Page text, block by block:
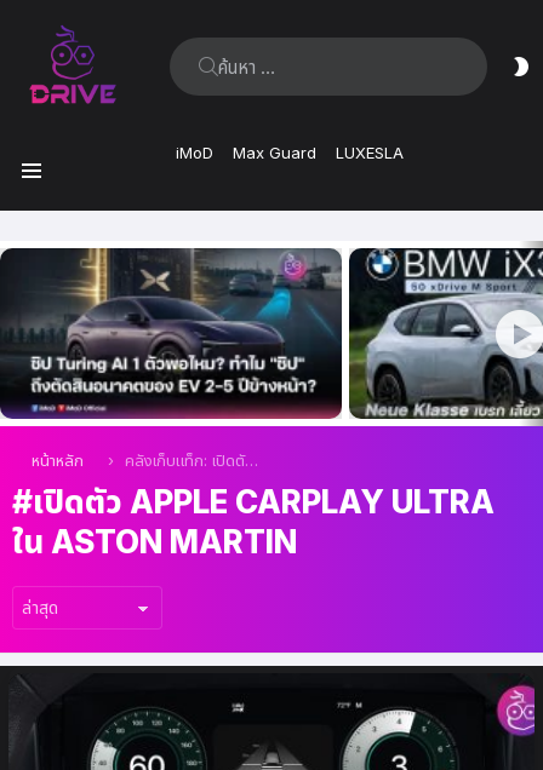
ค้นหา:
iMoD Max Guard LUXESLA
ล่าสุด
คุณอยู่ที่นี่:
หน้าหลัก คลังเก็บแท็ก: เปิดตัว Apple CarPlay Ultra ใน Aston Martin
เปิดตัว APPLE CARPLAY ULTRA
ใน ASTON MARTIN
เรื่อง
ล่าสุด